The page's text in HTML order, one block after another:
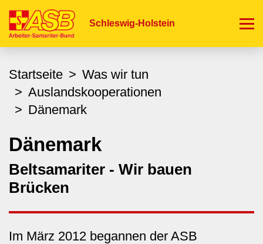
zum
Schleswig-Holstein
Startseite
Was wir tun
Auslandskooperationen
Dänemark
Dänemark
Beltsamariter - Wir bauen
Brücken
Im März 2012 begannen der ASB